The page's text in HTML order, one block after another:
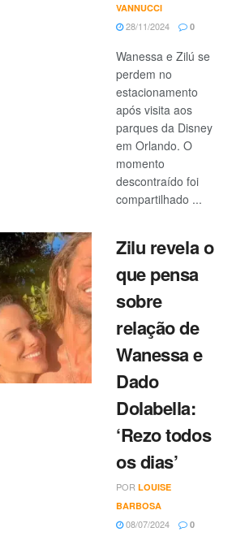
VANNUCCI
28/11/2024 0
Wanessa e Zilú se
perdem no
estacionamento
após visita aos
parques da Disney
em Orlando. O
momento
descontraído foi
compartilhado ...
Zilu revela o
que pensa
sobre
relação de
Wanessa e
Dado
Dolabella:
‘Rezo todos
os dias’
POR LOUISE
BARBOSA
08/07/2024 0